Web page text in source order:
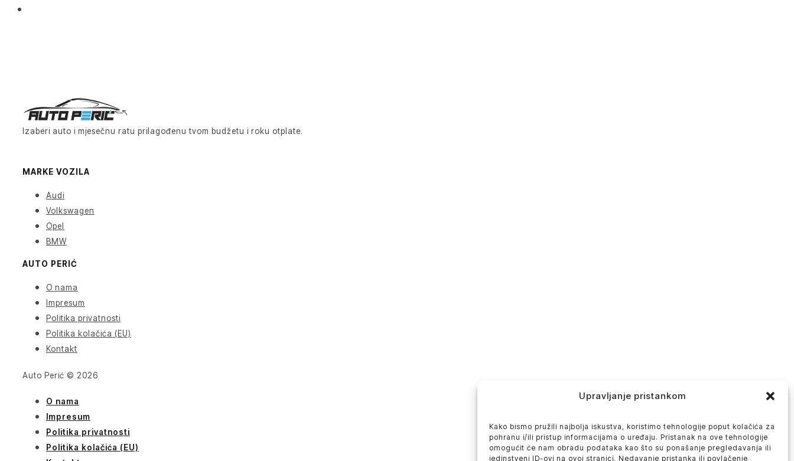
Upravljanje pristankom
Kako bismo pružili najbolja iskustva, koristimo tehnologije poput kolačića za
pohranu i/ili pristup informacijama o uređaju. Pristanak na ove tehnologije
omogućit će nam obradu podataka kao što su ponašanje pregledavanja ili
jedinstveni ID-ovi na ovoj stranici. Nedavanje pristanka ili povlačenje
Izaberi auto i mjesečnu ratu prilagođenu tvom budžetu i roku otplate.
MARKE VOZILA
Audi
Volkswagen
Opel
BMW
AUTO PERIĆ
O nama
Impresum
Politika privatnosti
Politika kolačića (EU)
Kontakt
Auto Perić © 2026
O nama
Impresum
Politika privatnosti
Politika kolačića (EU)